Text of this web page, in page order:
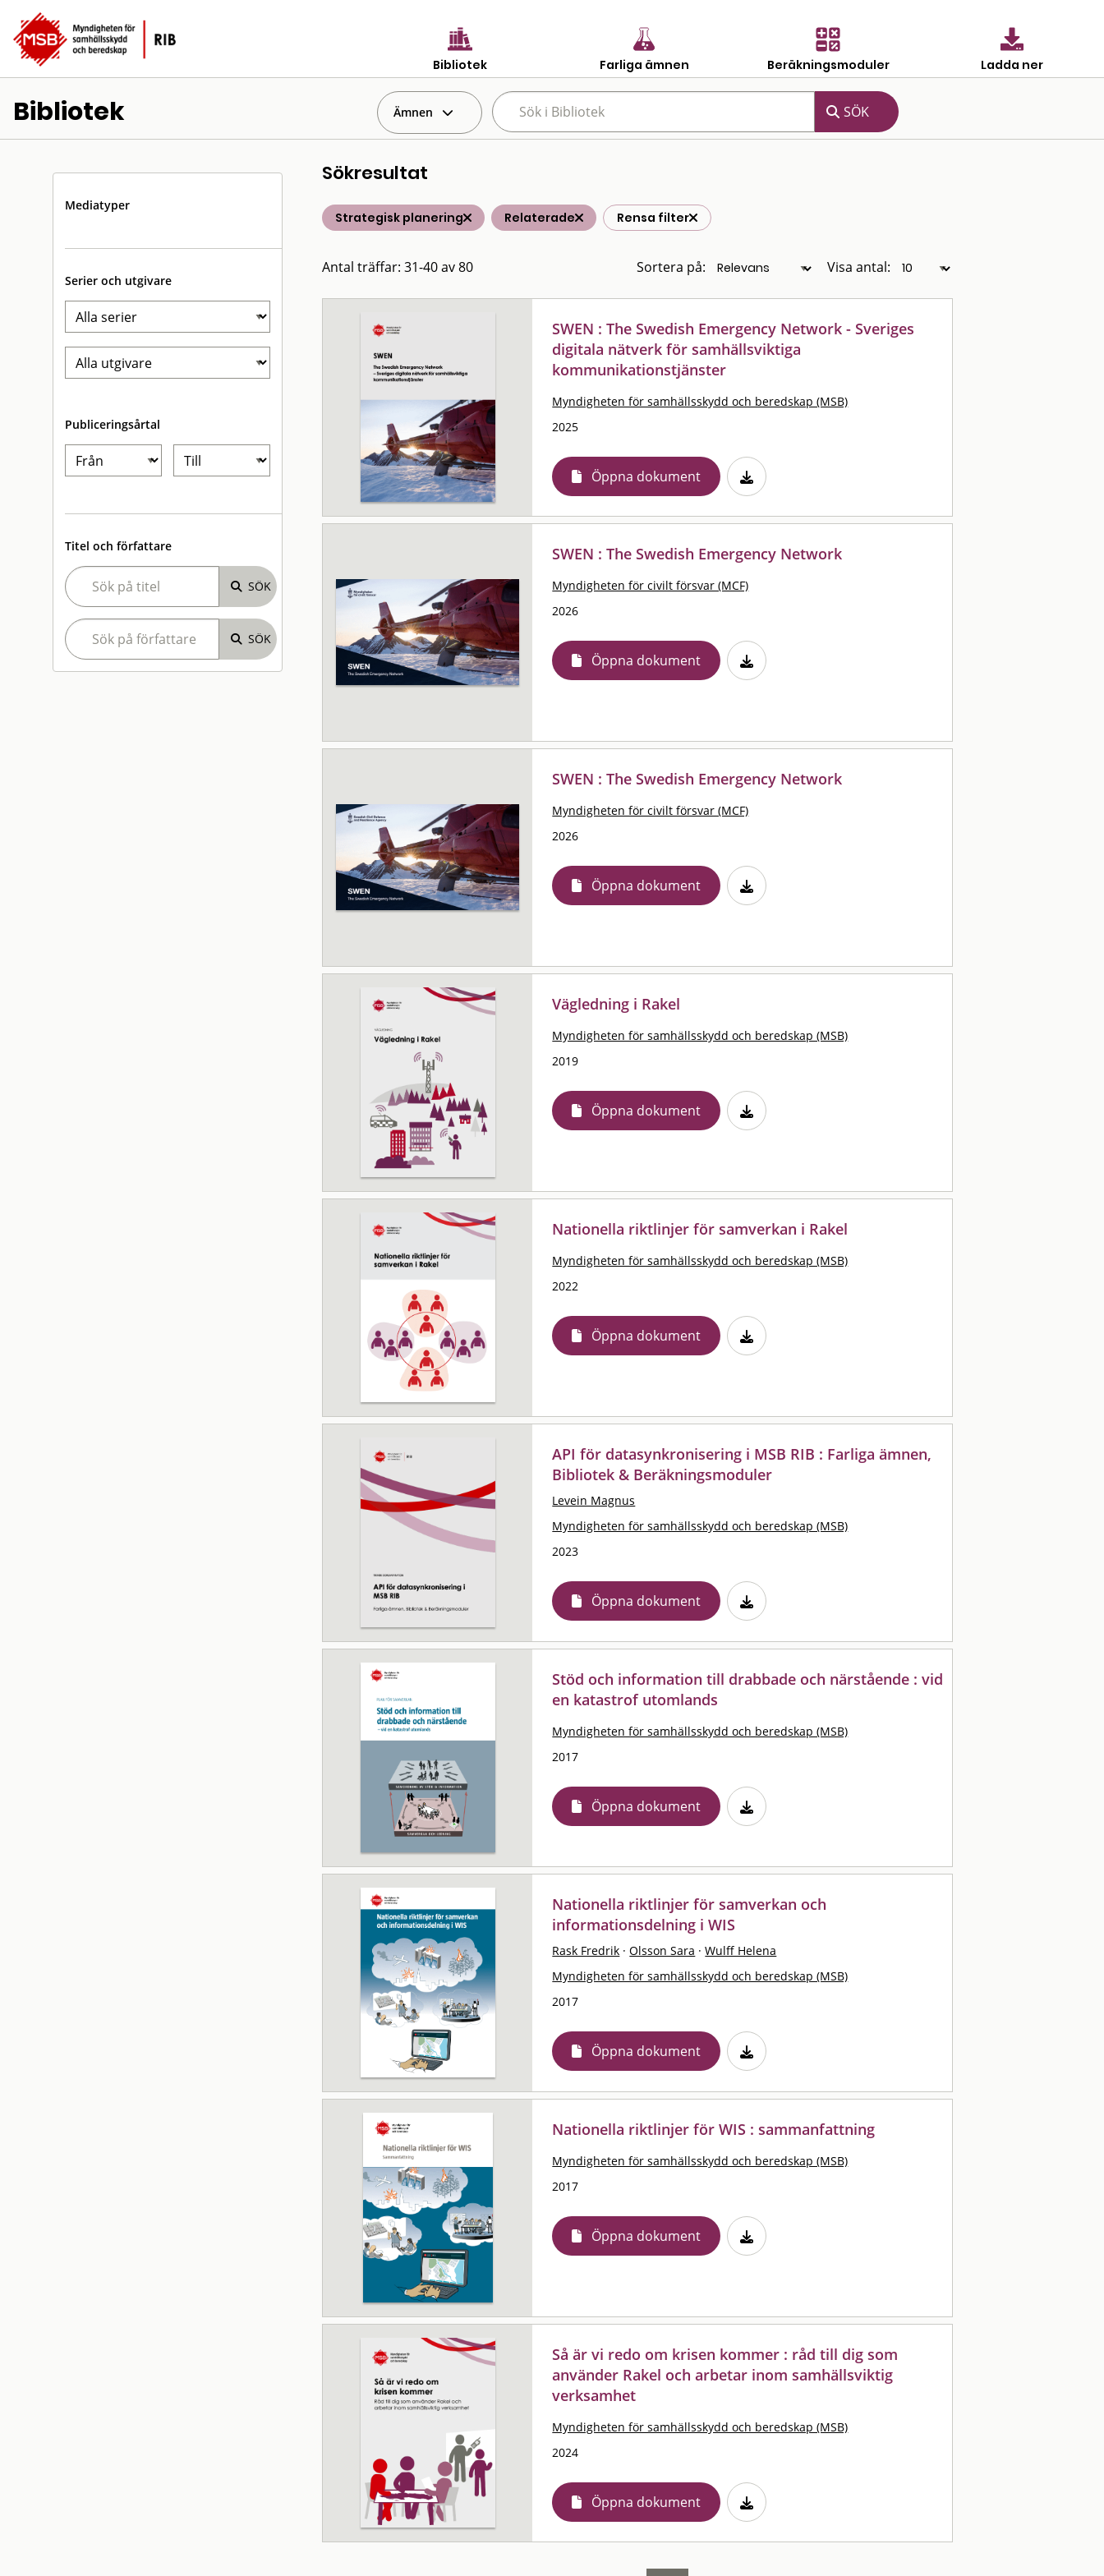
Bibliotek Farliga ämnen Beräkningsmoduler Ladda ner
Bibliotek Ämnen
Mediatyper
Serier och utgivare
Publiceringsårtal
Titel och författare
Sökresultat
Strategisk planering Relaterade Rensa filter
Antal träffar: 31-40 av 80 Sortera på: Visa antal:
SWEN : The Swedish Emergency Network - Sveriges
digitala nätverk för samhällsviktiga
kommunikationstjänster
Myndigheten för samhällsskydd och beredskap (MSB)
2025
Öppna dokument
SWEN : The Swedish Emergency Network
Myndigheten för civilt försvar (MCF)
2026
Öppna dokument
SWEN : The Swedish Emergency Network
Myndigheten för civilt försvar (MCF)
2026
Öppna dokument
Vägledning i Rakel
Myndigheten för samhällsskydd och beredskap (MSB)
2019
Öppna dokument
Nationella riktlinjer för samverkan i Rakel
Myndigheten för samhällsskydd och beredskap (MSB)
2022
Öppna dokument
API för datasynkronisering i MSB RIB : Farliga ämnen,
Bibliotek & Beräkningsmoduler
Levein Magnus
Myndigheten för samhällsskydd och beredskap (MSB)
2023
Öppna dokument
Stöd och information till drabbade och närstående : vid
en katastrof utomlands
Myndigheten för samhällsskydd och beredskap (MSB)
2017
Öppna dokument
Nationella riktlinjer för samverkan och
informationsdelning i WIS
Rask Fredrik · Olsson Sara · Wulff Helena
Myndigheten för samhällsskydd och beredskap (MSB)
2017
Öppna dokument
Nationella riktlinjer för WIS : sammanfattning
Myndigheten för samhällsskydd och beredskap (MSB)
2017
Öppna dokument
Så är vi redo om krisen kommer : råd till dig som
använder Rakel och arbetar inom samhällsviktig
verksamhet
Myndigheten för samhällsskydd och beredskap (MSB)
2024
Öppna dokument